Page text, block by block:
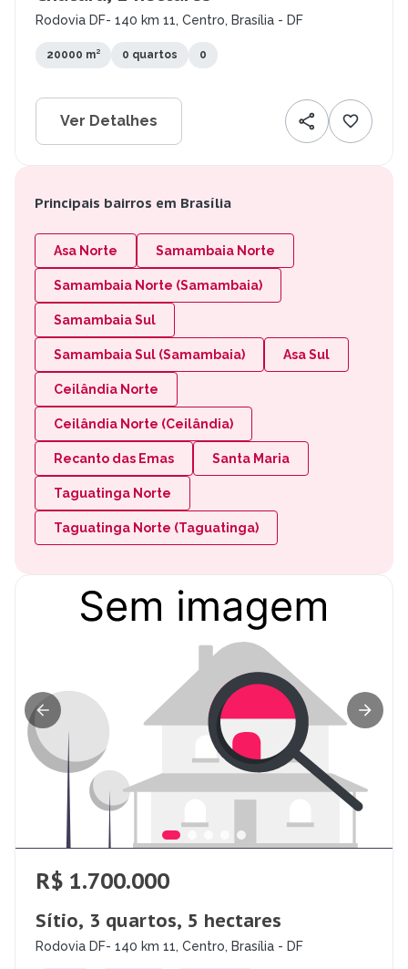
Rodovia DF- 140 km 11, Centro, Brasília - DF
20000 m² 0 quartos 0
Ver Detalhes
Principais bairros em Brasília
Asa Norte Samambaia Norte
Samambaia Norte (Samambaia)
Samambaia Sul
Samambaia Sul (Samambaia) Asa Sul
Ceilândia Norte
Ceilândia Norte (Ceilândia)
Recanto das Emas Santa Maria
Taguatinga Norte
Taguatinga Norte (Taguatinga)
R$ 1.700.000
Sítio, 3 quartos, 5 hectares
Rodovia DF- 140 km 11, Centro, Brasília - DF